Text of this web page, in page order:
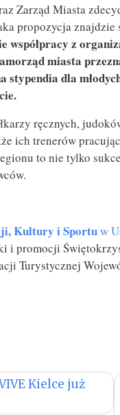
Zarząd Miasta
propozycja
współpracy z
miasta
stypendia dla
ręcznych,
ich trenerów
to nie tylko
Kultury i Sportuw
promocji
Turystycznej
Kielce już